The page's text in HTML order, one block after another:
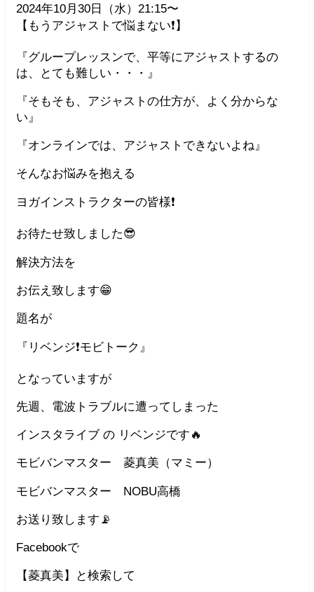
2024年10月30日（水）21:15〜
【もうアジャストで悩まない❗️】
『グループレッスンで、平等にアジャストするの
は、とても難しい・・・』
『そもそも、アジャストの仕方が、よく分からな
い』
『オンラインでは、アジャストできないよね』
そんなお悩みを抱える
ヨガインストラクターの皆様❗️
お待たせ致しました😎
解決方法を
お伝え致します😁
題名が
『リベンジ❗️モビトーク』
となっていますが
先週、電波トラブルに遭ってしまった
インスタライブ の リベンジです🔥
モビバンマスター 菱真美（マミー）
モビバンマスター NOBU高橋
お送り致します📡
Facebookで
【菱真美】と検索して